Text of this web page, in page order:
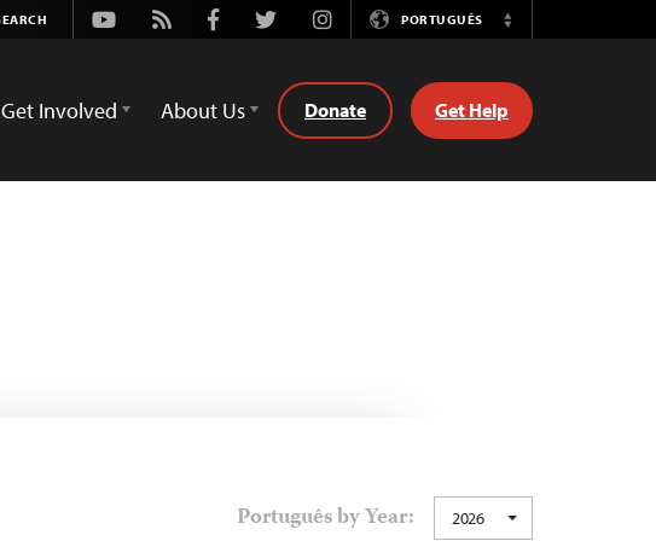
Youtube
Rss FacebookTwitterInstagramPORTUGUÊS
Switch
Get Involved About Us Donate Get Help
Português by Year: 2026